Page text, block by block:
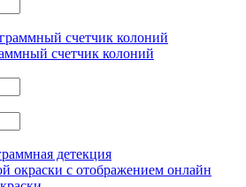
счетчик колоний